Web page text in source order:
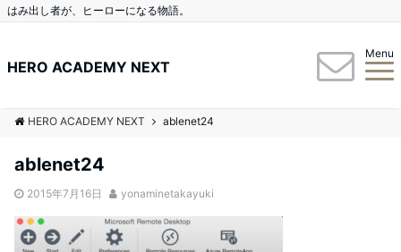
はみ出し者が、ヒーローになる物語。
HERO ACADEMY NEXT
Menu
HERO ACADEMY NEXT ablenet24
ablenet24
2015年7月16日 yonaminetakayuki